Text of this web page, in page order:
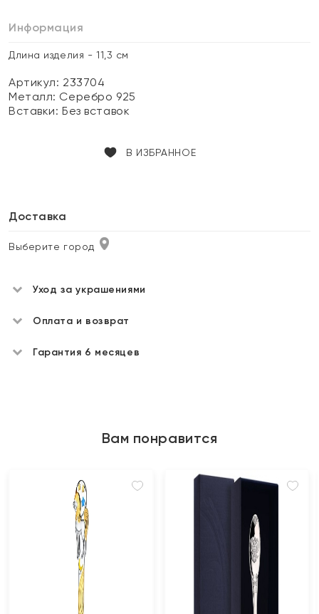
Информация
Длина изделия - 11,3 см
Артикул: 233704
Металл: Серебро 925
Вставки:Без вставок
В ИЗБРАННОЕ
Доставка
Выберите город
Уход за украшениями
Оплата и возврат
Гарантия 6 месяцев
Вам понравится